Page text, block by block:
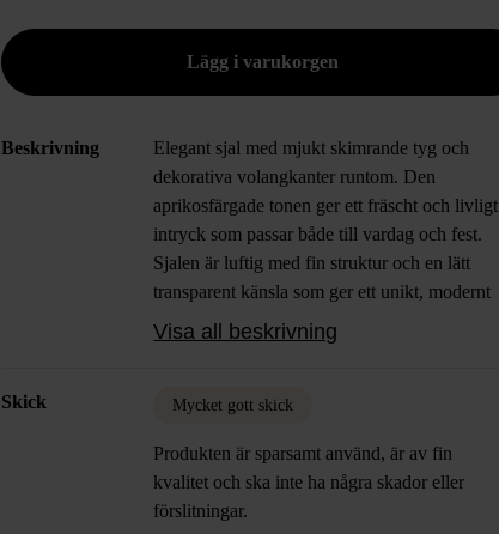
Beskrivning
Elegant sjal med mjukt skimrande tyg och
dekorativa volangkanter runtom. Den
aprikosfärgade tonen ger ett fräscht och livligt
intryck som passar både till vardag och fest.
Sjalen är luftig med fin struktur och en lätt
transparent känsla som ger ett unikt, modernt
uttryck.
Visa all beskrivning
Skick Mycket gott skick
Produkten är sparsamt använd, är av fin
kvalitet och ska inte ha några skador eller
förslitningar.